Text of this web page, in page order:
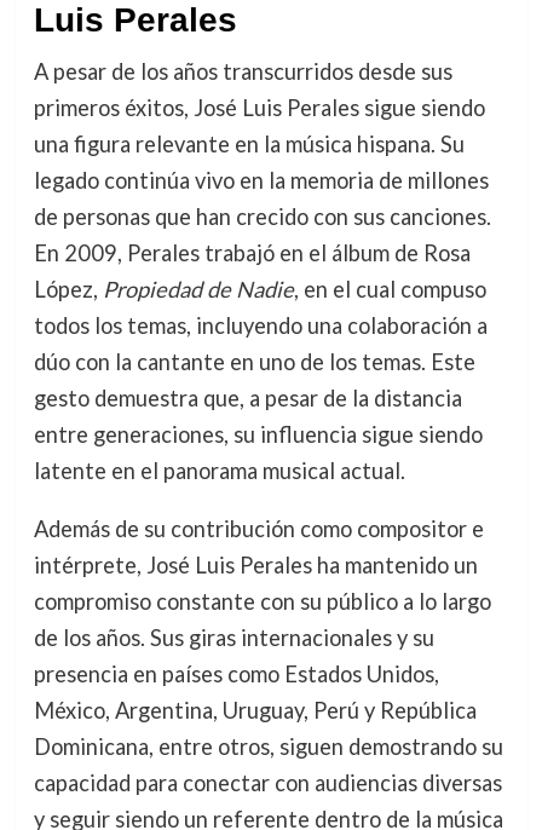
Luis Perales
A pesar de los años transcurridos desde sus
primeros éxitos, José Luis Perales sigue siendo
una figura relevante en la música hispana. Su
legado continúa vivo en la memoria de millones
de personas que han crecido con sus canciones.
En 2009, Perales trabajó en el álbum de Rosa
López, Propiedad de Nadie, en el cual compuso
todos los temas, incluyendo una colaboración a
dúo con la cantante en uno de los temas. Este
gesto demuestra que, a pesar de la distancia
entre generaciones, su influencia sigue siendo
latente en el panorama musical actual.
Además de su contribución como compositor e
intérprete, José Luis Perales ha mantenido un
compromiso constante con su público a lo largo
de los años. Sus giras internacionales y su
presencia en países como Estados Unidos,
México, Argentina, Uruguay, Perú y República
Dominicana, entre otros, siguen demostrando su
capacidad para conectar con audiencias diversas
y seguir siendo un referente dentro de la música